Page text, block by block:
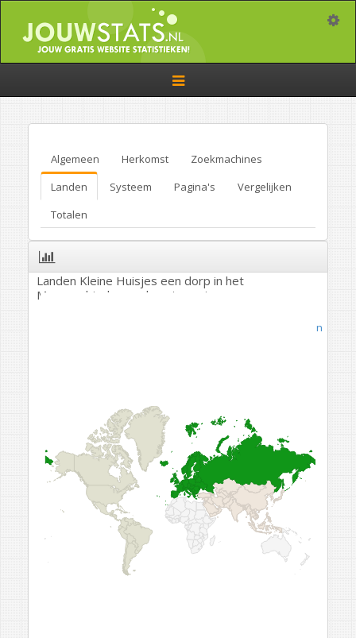
Toggle
navigation
Algemeen Herkomst
Zoekmachines
Landen
Systeem Pagina's
Vergelijken
Totalen
Landen Kleine Huisjes een dorp in het
Marnegebied, noordwest groningen
Plaatsen